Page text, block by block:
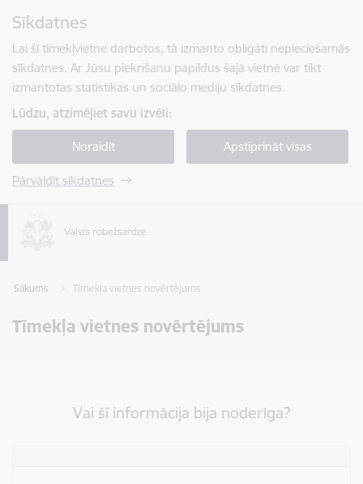
Sīkdatnes
Lai šī tīmekļvietne darbotos, tā izmanto obligāti nepieciešamās
sīkdatnes. Ar Jūsu piekrišanu papildus šajā vietnē var tikt
izmantotas statistikas un sociālo mediju sīkdatnes.
Lūdzu, atzīmējiet savu izvēli:
Noraidīt Apstiprināt visas
Pārvaldīt sīkdatnes
Sākums Tīmekļa vietnes novērtējums
Tīmekļa vietnes novērtējums
Vai šī informācija bija noderīga?